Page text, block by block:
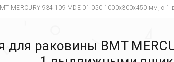
MERCURY 934 109 MDE 01 050 1000х300х450 мм,
для раковины BMT